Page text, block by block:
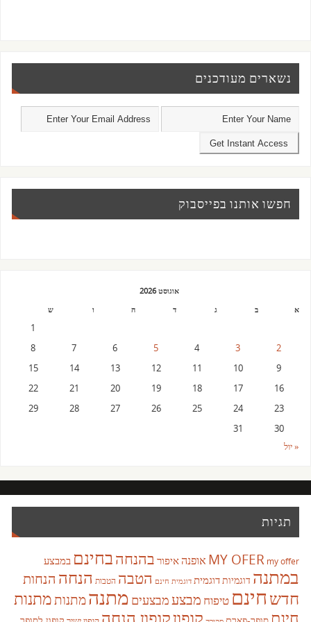
נשארים מעודכנים
חפשו אותנו בפייסבוק
אוגוסט 2026
א
ב ג ד ה ו ש
1
2
3
4
5
6
7
8
9
10
11
12
13
14
15
16
17
18
19
20
21
22
23
24
25
26
27
28
29
30
31
« יול
תגיות
MY OFER my offer אופנהאיפור בהנחהבחינם במבצע
במתנה דוגמיותדוגמית דוגמית חינם הטבה הטבות הנחה הנחות
חדשחינם טיפוח מבצעמבצעים מתנהמתנותמתנות
קופון